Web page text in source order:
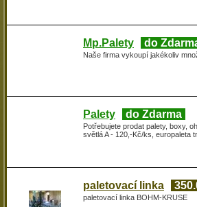
Mp.Palety do
Naše firma vykoupí jakékoliv
Palety do Zdarma
Potřebujete prodat palety, boxy,
světlá A - 120,-Kč/ks, europaleta
paletovací linka
paletovací linka BOHM-KRUSE